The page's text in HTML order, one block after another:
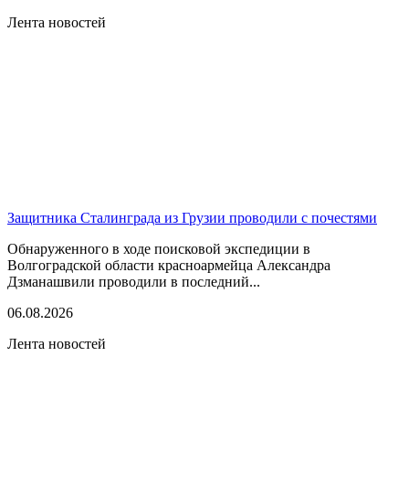
Лента новостей
Защитника Сталинграда из Грузии проводили с почестями
Обнаруженного в ходе поисковой экспедиции в
Волгоградской области красноармейца Александра
Дзманашвили проводили в последний...
06.08.2026
Лента новостей